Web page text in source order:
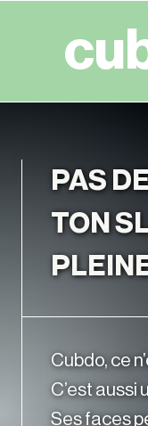
PAS
TON
Cubdo, ce
C’est aussi
Ses faces